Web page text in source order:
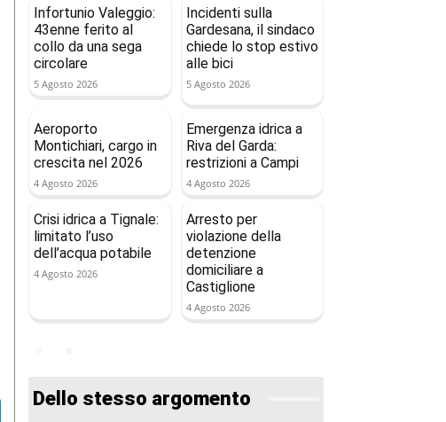
Infortunio Valeggio:
43enne ferito al
collo da una sega
circolare
5 Agosto 2026
Incidenti sulla
Gardesana, il sindaco
chiede lo stop estivo
alle bici
5 Agosto 2026
Aeroporto
Montichiari, cargo in
crescita nel 2026
4 Agosto 2026
Emergenza idrica a
Riva del Garda:
restrizioni a Campi
4 Agosto 2026
Crisi idrica a Tignale:
limitato l’uso
dell’acqua potabile
4 Agosto 2026
Arresto per
violazione della
detenzione
domiciliare a
Castiglione
4 Agosto 2026
Dello stesso argomento